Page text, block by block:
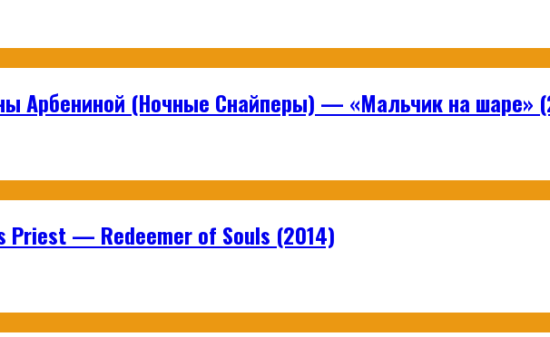
Арбениной (Ночные Снайперы) — «Мальчик на шаре»
Priest — Redeemer of Souls (2014)